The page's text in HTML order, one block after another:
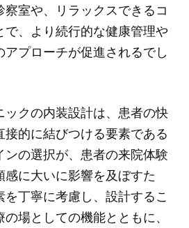
室や、リラックスできるコ
で、より続行的な健康管理や
アプローチが促進されるでし
ックの内装設計は、患者の快
的に結びつける要素である
ンの選択が、患者の来院体験
に大いに影響を及ぼすた
丁寧に考慮し、設計するこ
場としての機能とともに、